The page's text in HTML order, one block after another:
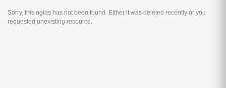
Sorry, this oglas has not been found. Either it was deleted recently or you
requested unexisting resource.